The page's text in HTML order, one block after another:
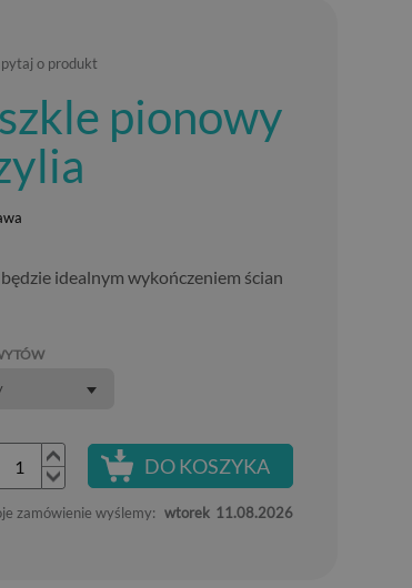
o produkt
pionowy
będzie idealnym wykończeniem ścian
DO KOSZYKA
zamówienie wyślemy: wtorek 11.08.2026